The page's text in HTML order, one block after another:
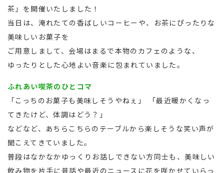
茶」を開催いたしました！
当日は、淹れたての香ばしいコーヒーや、お茶にぴったりな
美味しいお菓子を
ご用意しまして、会場はまるで本物のカフェのような、
ゆったりとした心地よい音楽に包まれていました。
ふれあい喫茶のひとコマ
「こっちのお菓子も美味しそうやねぇ」 「最近暖かくなっ
てきたけど、体調はどう？」
などなど、あちらこちらのテーブルから楽しそうな笑い声が
聞こえてきていました。
普段はなかなかゆっくりお話しできない方同士も、美味しい
飲み物を片手に昔話や最近のニュースに花を咲かせていらっ